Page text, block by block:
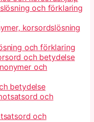
och förklaring
korsordslösning
och förklaring
och betydelse
och
betydelse
och
och